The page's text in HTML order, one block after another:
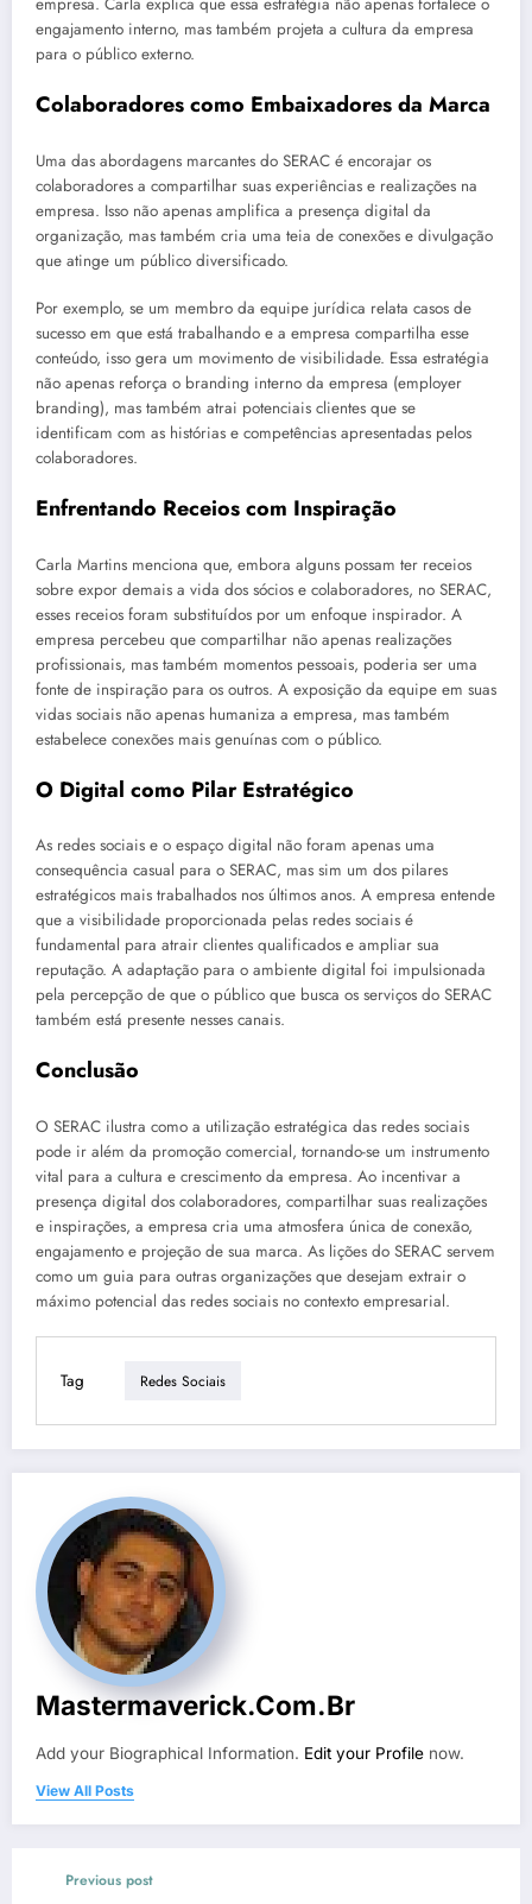
engajamento interno, mas também projeta a cultura da empresa
para o público externo.
Colaboradores como Embaixadores da Marca
Uma das abordagens marcantes do SERAC é encorajar os
colaboradores a compartilhar suas experiências e realizações na
empresa. Isso não apenas amplifica a presença digital da
organização, mas também cria uma teia de conexões e divulgação
que atinge um público diversificado.
Por exemplo, se um membro da equipe jurídica relata casos de
sucesso em que está trabalhando e a empresa compartilha esse
conteúdo, isso gera um movimento de visibilidade. Essa estratégia
não apenas reforça o branding interno da empresa (employer
branding), mas também atrai potenciais clientes que se
identificam com as histórias e competências apresentadas pelos
colaboradores.
Enfrentando Receios com Inspiração
Carla Martins menciona que, embora alguns possam ter receios
sobre expor demais a vida dos sócios e colaboradores, no SERAC,
esses receios foram substituídos por um enfoque inspirador. A
empresa percebeu que compartilhar não apenas realizações
profissionais, mas também momentos pessoais, poderia ser uma
fonte de inspiração para os outros. A exposição da equipe em suas
vidas sociais não apenas humaniza a empresa, mas também
estabelece conexões mais genuínas com o público.
O Digital como Pilar Estratégico
As redes sociais e o espaço digital não foram apenas uma
consequência casual para o SERAC, mas sim um dos pilares
estratégicos mais trabalhados nos últimos anos. A empresa entende
que a visibilidade proporcionada pelas redes sociais é
fundamental para atrair clientes qualificados e ampliar sua
reputação. A adaptação para o ambiente digital foi impulsionada
pela percepção de que o público que busca os serviços do SERAC
também está presente nesses canais.
Conclusão
O SERAC ilustra como a utilização estratégica das redes sociais
pode ir além da promoção comercial, tornando-se um instrumento
vital para a cultura e crescimento da empresa. Ao incentivar a
presença digital dos colaboradores, compartilhar suas realizações
e inspirações, a empresa cria uma atmosfera única de conexão,
engajamento e projeção de sua marca. As lições do SERAC servem
como um guia para outras organizações que desejam extrair o
máximo potencial das redes sociais no contexto empresarial.
Tag Redes Sociais
Mastermaverick.com.br
Add your Biographical Information. Edit your Profile now.
View All Posts
Previous post